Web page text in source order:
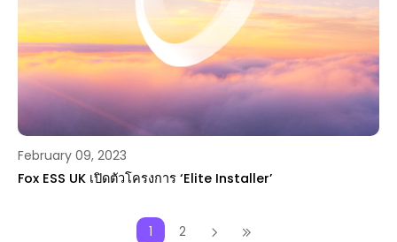
February 09, 2023
Fox ESS UK เปิดตัวโครงการ ‘Elite Installer’
1 2